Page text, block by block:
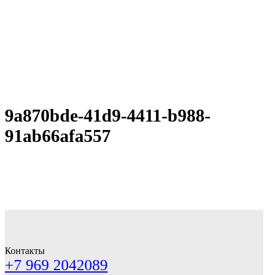
9a870bde-41d9-4411-b988-
91ab66afa557
Контакты
+7 969 2042089